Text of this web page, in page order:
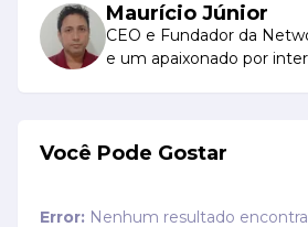
Maurício Júnior
CEO e Fundador da
e um apaixonado por
Você Pode Gostar
Error: Nenhum resultado